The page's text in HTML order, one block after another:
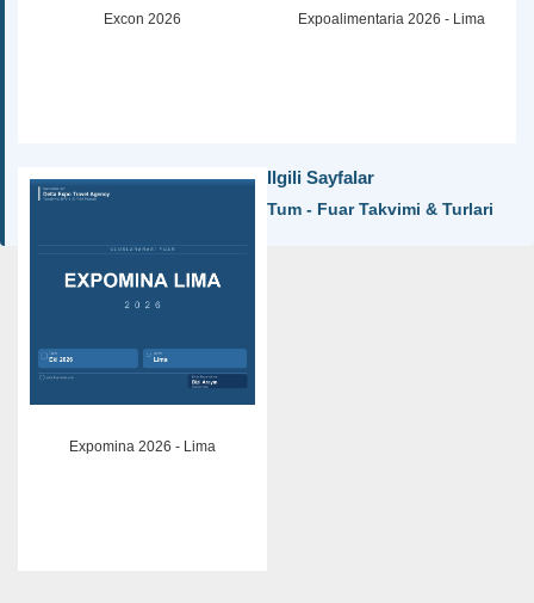
Excon 2026 Expoalimentaria 2026 - Lima
Expomina 2026 - Lima
Ilgili Sayfalar
Tum - Fuar Takvimi & Turlari